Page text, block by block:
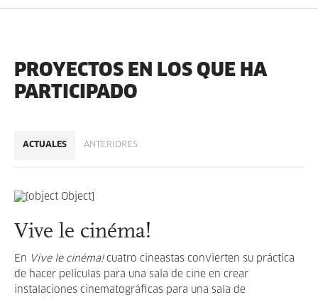
PROYECTOS EN LOS QUE HA
PARTICIPADO
ACTUALES ANTERIORES
Vive le cinéma!
En Vive le cinéma! cuatro cineastas convierten su práctica
de hacer películas para una sala de cine en crear
instalaciones cinematográficas para una sala de